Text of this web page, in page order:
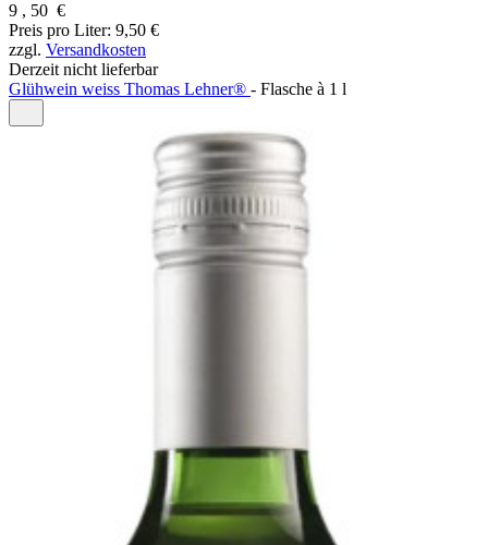
9 , 50 €
Preis pro Liter: 9,50 €
zzgl. Versandkosten
Derzeit nicht lieferbar
Glühwein weiss Thomas Lehner® - Flasche à 1 l